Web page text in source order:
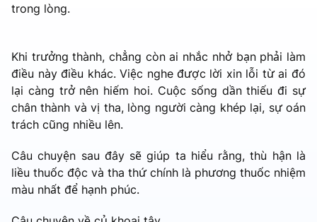
trong lòng.
Khi trưởng thành, chẳng còn ai nhắc nhở bạn phải làm
điều này điều khác. Việc nghe được lời xin lỗi từ ai đó
lại càng trở nên hiếm hoi. Cuộc sống dần thiếu đi sự
chân thành và vị tha, lòng người càng khép lại, sự oán
trách cũng nhiều lên.
Câu chuyện sau đây sẽ giúp ta hiểu rằng, thù hận là
liều thuốc độc và tha thứ chính là phương thuốc nhiệm
màu nhất để hạnh phúc.